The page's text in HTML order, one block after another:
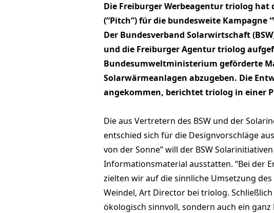
Die Freiburger Werbeagentur triolog hat
(“Pitch”) für die bundesweite Kampagne
Der Bundesverband Solarwirtschaft
und die Freiburger Agentur triolog
Bundesumweltministerium geförderte
Solarwärmeanlagen abzugeben. Die
angekommen, berichtet triolog in einer
Die aus Vertretern des BSW und der
entschied sich für die Designvorschläge
von der Sonne” will der BSW
Informationsmaterial ausstatten. “Bei der
zielten wir auf die sinnliche Umsetzung
Weindel, Art Director bei triolog.
ökologisch sinnvoll, sondern auch ein